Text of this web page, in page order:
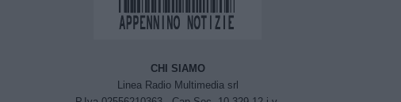
CHI SIAMO
Linea Radio Multimedia srl